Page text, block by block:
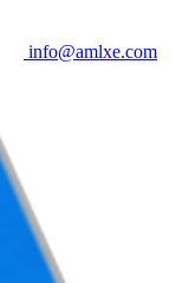
info@amlxe.com